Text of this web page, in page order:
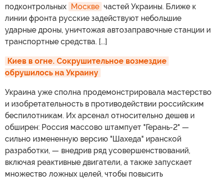
подконтрольных Москве частей Украины. Ближе к
линии фронта русские задействуют небольшие
ударные дроны, уничтожая автозаправочные станции и
транспортные средства. [...]
Киев в огне. Сокрушительное возмездие
обрушилось на Украину
Украина уже сполна продемонстрировала мастерство
и изобретательность в противодействии российским
беспилотникам. Их арсенал относительно дешев и
обширен: Россия массово штампует "Герань-2" —
сильно измененную версию "Шахеда" иранской
разработки, — внедрив ряд усовершенствований,
включая реактивные двигатели, а также запускает
множество ложных целей, чтобы повысить